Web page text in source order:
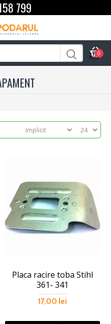
799
0
Placa racire toba Stihl
361- 341
17,00 lei